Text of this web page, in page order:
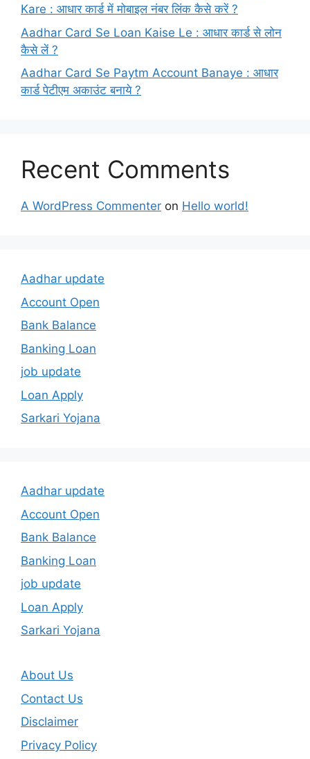
Kare : आधार कार्ड में मोबाइल नंबर लिंक कैसे करें ?
Aadhar Card Se Loan Kaise Le : आधार कार्ड से लोन
कैसे लें ?
Aadhar Card Se Paytm Account Banaye : आधार
कार्ड पेटीएम अकाउंट बनाये ?
Recent Comments
A WordPress Commenter on Hello world!
Aadhar update
Account Open
Bank Balance
Banking Loan
job update
Loan Apply
Sarkari Yojana
Aadhar update
Account Open
Bank Balance
Banking Loan
job update
Loan Apply
Sarkari Yojana
About Us
Contact Us
Disclaimer
Privacy Policy